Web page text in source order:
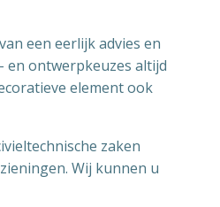
een eerlijk advies en
en ontwerpkeuzes altijd
element ook
zaken
Wij kunnen u